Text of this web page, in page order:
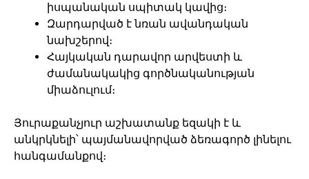
իսպանական սպիտակ կավից։
Զարդարված է նռան ավանդական
նախշերով։
Հայկական դարավոր արվեստի և
ժամանակակից գործնականության
միաձուլում։
Յուրաքանչյուր աշխատանք եզակի է և
անկրկնելի՝ պայմանավորված ձեռագործ լինելու
հանգամանքով։